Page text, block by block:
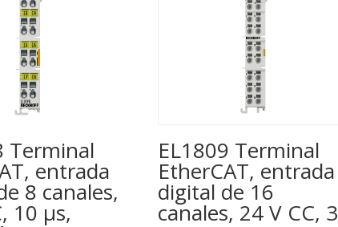
Terminal
entrada
8 canales,
10 µs,
EL1809 Terminal
EtherCAT, entrada
digital de 16
canales, 24 V CC, 3